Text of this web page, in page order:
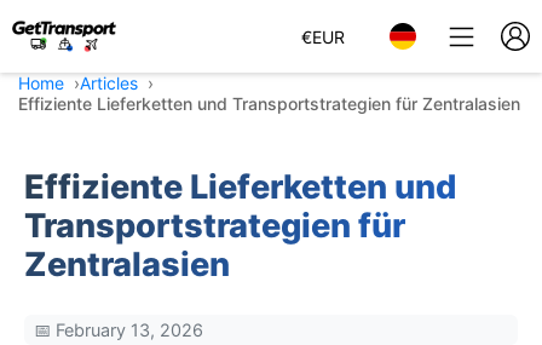
€EUR
Home
Articles
Effiziente Lieferketten und Transportstrategien für Zentralasien
Effiziente Lieferketten und
Transportstrategien für
Zentralasien
📅 February 13, 2026